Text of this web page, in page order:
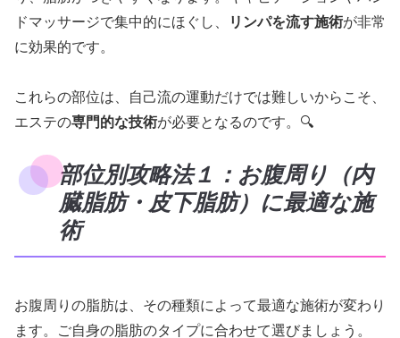
ドマッサージで集中的にほぐし、
リンパを流す施術が非常
に効果的です。
これらの部位は、自己流の運動だけでは難しいからこそ、
エステの専門的な技術が必要となるのです。🔍
部位別攻略法１：お腹周り（内
臓脂肪・皮下脂肪）に最適な施
術
お腹周りの脂肪は、その種類によって最適な施術が変わり
ます。ご自身の脂肪のタイプに合わせて選びましょう。